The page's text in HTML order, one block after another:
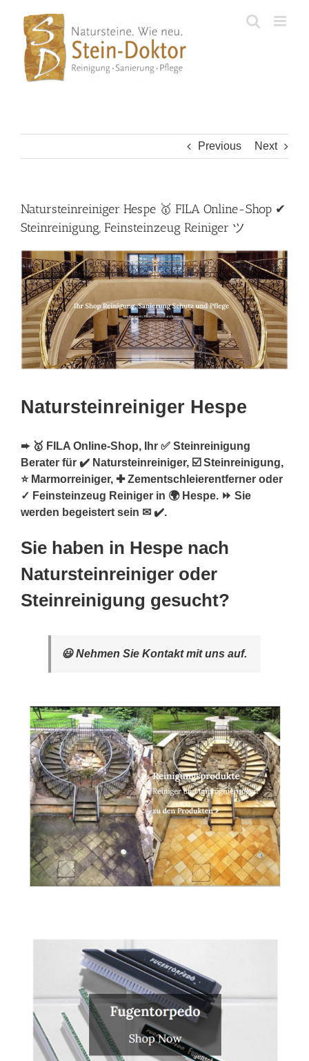
content
Previous Next
Natursteinreiniger Hespe 🥇 FILA Online-Shop ✔
Steinreinigung, Feinsteinzeug Reiniger ツ
Natursteinreiniger Hespe
➨ 🥇 FILA Online-Shop, Ihr ✅ Steinreinigung
Berater für ✔️ Natursteinreiniger, ☑️ Steinreinigung,
⭐ Marmorreiniger, ✚ Zementschleierentferner oder
✓ Feinsteinzeug Reiniger in 🌍 Hespe. ⏩ Sie
werden begeistert sein ✉ ✔️.
Sie haben in Hespe nach
Natursteinreiniger oder
Steinreinigung gesucht?
😃 Nehmen Sie Kontakt mit uns auf.